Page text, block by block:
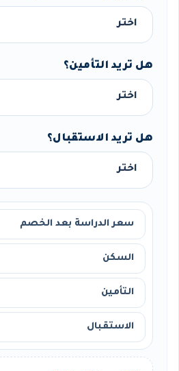
هل تريد التأمين؟
هل تريد الاستقبال؟
سعر الدراسة بعد الخصم
السكن
التأمين
الاستقبال